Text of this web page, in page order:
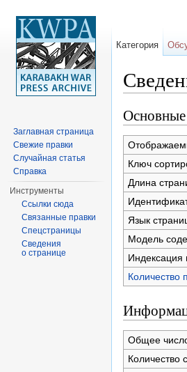
Основные
Ключ
Длина
Язык
Модель
Индексация
Количество
Общее
Количество
Категория
Заглавная страница
Свежие правки
Случайная статья
Справка
Инструменты
Ссылки сюда
Связанные правки
Спецстраницы
Сведения
о странице